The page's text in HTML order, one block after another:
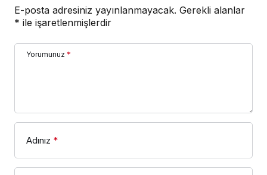
E-posta adresiniz yayınlanmayacak. Gerekli alanlar
* ile işaretlenmişlerdir
Yorumunuz *
Adınız *